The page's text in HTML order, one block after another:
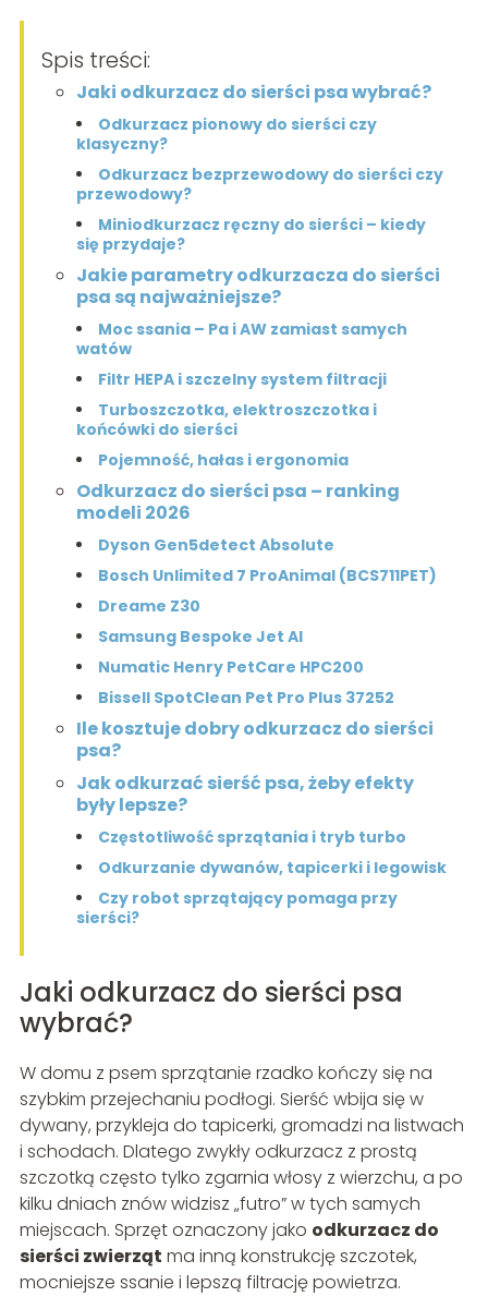
Spis treści:
Jaki odkurzacz do sierści psa wybrać?
Odkurzacz pionowy do sierści czy
klasyczny?
Odkurzacz bezprzewodowy do sierści czy
przewodowy?
Miniodkurzacz ręczny do sierści – kiedy
się przydaje?
Jakie parametry odkurzacza do sierści
psa są najważniejsze?
Moc ssania – Pa i AW zamiast samych
watów
Filtr HEPA i szczelny system filtracji
Turboszczotka, elektroszczotka i
końcówki do sierści
Pojemność, hałas i ergonomia
Odkurzacz do sierści psa – ranking
modeli 2026
Dyson Gen5detect Absolute
Bosch Unlimited 7 ProAnimal (BCS711PET)
Dreame Z30
Samsung Bespoke Jet AI
Numatic Henry PetCare HPC200
Bissell SpotClean Pet Pro Plus 37252
Ile kosztuje dobry odkurzacz do sierści
psa?
Jak odkurzać sierść psa, żeby efekty
były lepsze?
Częstotliwość sprzątania i tryb turbo
Odkurzanie dywanów, tapicerki i legowisk
Czy robot sprzątający pomaga przy
sierści?
Jaki odkurzacz do sierści psa
wybrać?
W domu z psem sprzątanie rzadko kończy się na
szybkim przejechaniu podłogi. Sierść wbija się w
dywany, przykleja do tapicerki, gromadzi na listwach
i schodach. Dlatego zwykły odkurzacz z prostą
szczotką często tylko zgarnia włosy z wierzchu, a po
kilku dniach znów widzisz „futro” w tych samych
miejscach. Sprzęt oznaczony jako odkurzacz do
sierści zwierząt ma inną konstrukcję szczotek,
mocniejsze ssanie i lepszą filtrację powietrza.